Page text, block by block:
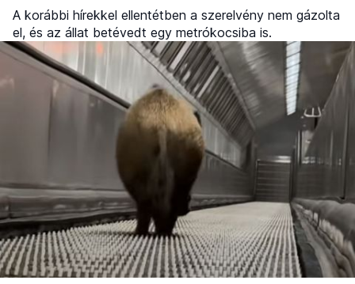
A korábbi hírekkel ellentétben a szerelvény nem gázolta
el, és az állat betévedt egy metrókocsiba is.